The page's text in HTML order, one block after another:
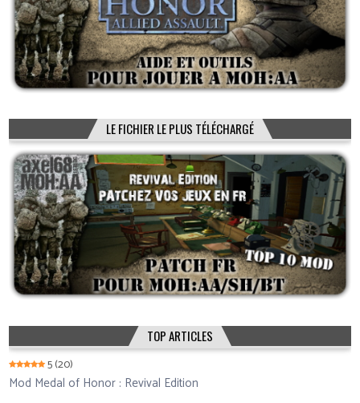
LE FICHIER LE PLUS TÉLÉCHARGÉ
TOP ARTICLES
5(20)
Mod Medal of Honor : Revival Edition